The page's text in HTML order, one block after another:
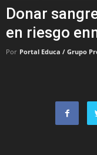
Donar
en riesgo
Por Portal Educa / Grupo